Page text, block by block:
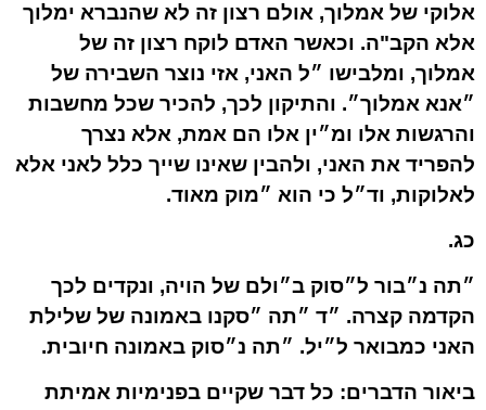
אלוקי של אמלוך, אולם רצון זה לא שהנברא ימלוך
אלא הקב"ה. וכאשר האדם לוקח רצון זה של
אמלוך, ומלבישו ״ל האני, אזי נוצר השבירה של
״אנא אמלוך״. והתיקון לכך, להכיר שכל מחשבות
והרגשות אלו ומ״ין אלו הם אמת, אלא נצרך
להפריד את האני, ולהבין שאינו שייך כלל לאני אלא
לאלוקות, וד״ל כי הוא ״מוק מאוד.
כג.
״תה נ״בור ל״סוק ב״ולם של הויה, ונקדים לכך
הקדמה קצרה. ״ד ״תה ״סקנו באמונה של שלילת
האני כמבואר ל״יל. ״תה נ״סוק באמונה חיובית.
ביאור הדברים: כל דבר שקיים בפנימיות אמיתת